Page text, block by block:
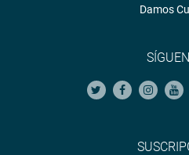
Damos